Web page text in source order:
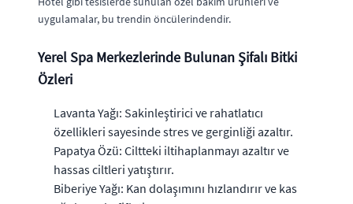
uygulamalar, bu trendin öncülerindendir.
Yerel Spa Merkezlerinde Bulunan Şifalı Bitki
Özleri
Lavanta Yağı: Sakinleştirici ve rahatlatıcı
özellikleri sayesinde stres ve gerginliği azaltır.
Papatya Özü: Ciltteki iltihaplanmayı azaltır ve
hassas ciltleri yatıştırır.
Biberiye Yağı: Kan dolaşımını hızlandırır ve kas